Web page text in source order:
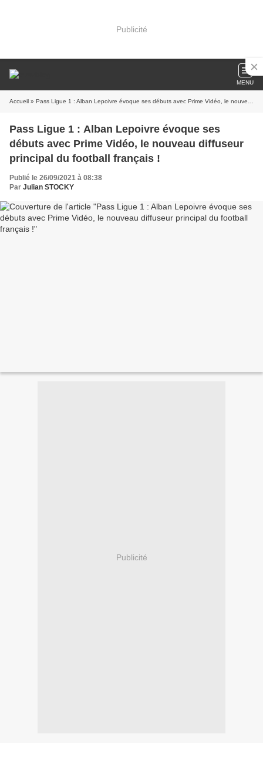
Publicité
MENU
Accueil » Pass Ligue 1 : Alban Lepoivre évoque ses débuts avec Prime Vidéo, le nouveau diffuseur principal du football français !
Pass Ligue 1 : Alban Lepoivre évoque ses
débuts avec Prime Vidéo, le nouveau diffuseur
principal du football français !
Publié le 26/09/2021 à 08:38
Par Julian STOCKY
Publicité